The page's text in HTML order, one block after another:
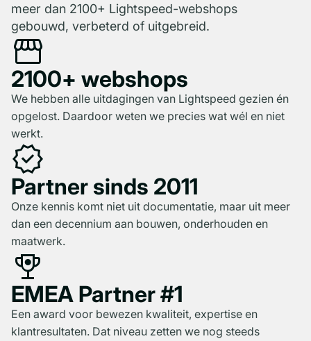
meer dan 2100+ Lightspeed-webshops
gebouwd, verbeterd of uitgebreid.
storefront
2100+ webshops
We hebben alle uitdagingen van Lightspeed gezien én
opgelost. Daardoor weten we precies wat wél en niet
werkt.
verified
Partner sinds 2011
Onze kennis komt niet uit documentatie, maar uit meer
dan een decennium aan bouwen, onderhouden en
maatwerk.
rewarded_ads
EMEA Partner #1
Een award voor bewezen kwaliteit, expertise en
klantresultaten. Dat niveau zetten we nog steeds